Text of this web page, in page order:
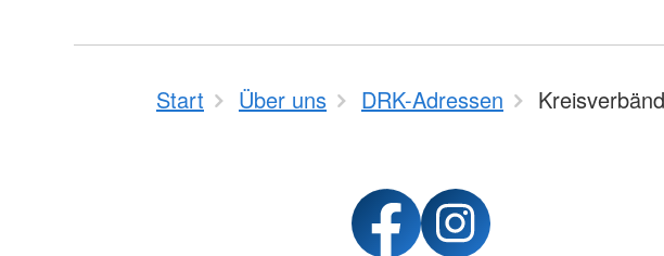
Start Über uns DRK-Adressen